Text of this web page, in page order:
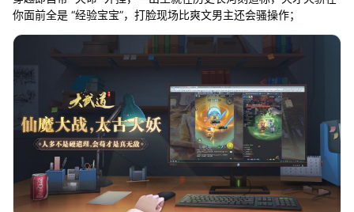
你面前全是 “经验宝宝”，打脸现场比爽文男主还会骚操作；